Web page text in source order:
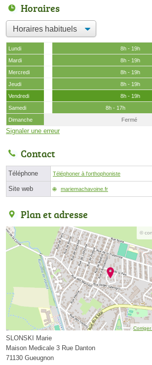
Horaires
Lundi
8h - 19h
Mardi
8h - 19h
Mercredi
8h - 19h
Jeudi
8h - 19h
Vendredi
8h - 19h
Samedi
8h - 17h
Dimanche
Fermé
Signaler une erreur
Contact
Téléphone Téléphoner à l'orthophoniste
Site web mariemachavoine.fr
Plan et adresse
©
SLONSKI Marie
Maison Medicale 3 Rue Danton
71130 Gueugnon